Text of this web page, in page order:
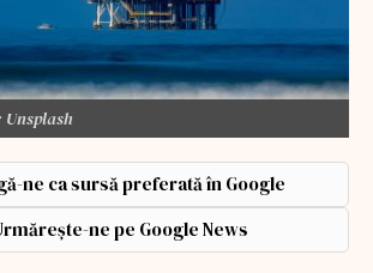
ne ca sursă preferată în Google
ne pe Google News